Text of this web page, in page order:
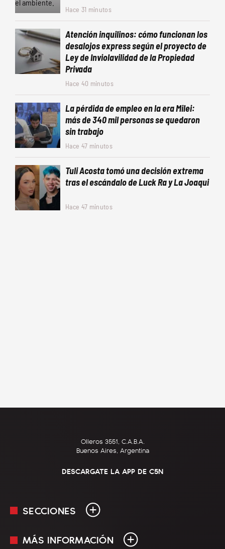
Hace 31 minutos
Atención inquilinos: cómo funcionan los
desalojos express según el proyecto de
Ley de Inviolavilidad de la Propiedad
Privada
Hace 40 minutos
La pérdida de empleo en la era Milei:
más de 340 mil personas se quedaron
sin trabajo
Hace 47 minutos
Tuli Acosta tomó una decisión extrema
tras el escándalo de Luck Ra y La Joaqui
Hace 47 minutos
Olleros 3551, C.A.B.A.
Buenos Aires, Argentina
DESCARGATE LA APP DE C5N
SECCIONES
En Vivo
MÁS INFORMACIÓN